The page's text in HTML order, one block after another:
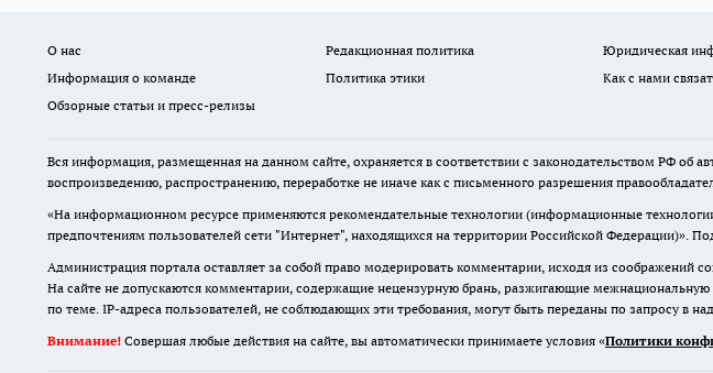
О нас Редакционная политика
Юридическая
Информация о команде
Политика этики
Как с нами
Обзорные статьи и пресс-релизы
Вся информация, размещенная на данном сайте, охраняется в соответствии с законодательством РФ
воспроизведению, распространению, переработке не иначе как с письменного разрешения
«На информационном ресурсе применяются рекомендательные технологии (информационные
предпочтениям пользователей сети "Интернет", находящихся на территории Российской Федерации)».
Администрация портала оставляет за собой право модерировать комментарии, исходя из соображений
На сайте не допускаются комментарии, содержащие нецензурную брань, разжигающие
по теме. IP-адреса пользователей, не соблюдающих эти требования, могут быть переданы по запросу в
Внимание! Совершая любые действия на сайте, вы автоматически принимаете условия «Политики